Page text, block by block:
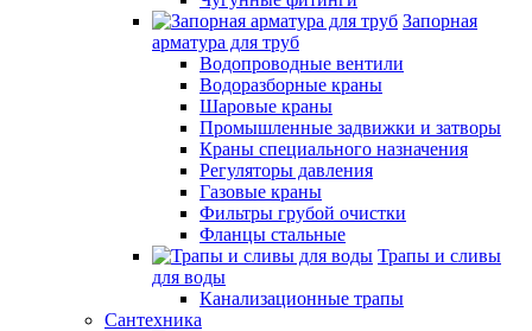
Запорная
арматура для труб
Водопроводные вентили
Водоразборные краны
Шаровые краны
Промышленные задвижки и затворы
Краны специального назначения
Регуляторы давления
Газовые краны
Фильтры грубой очистки
Фланцы стальные
Трапы и сливы
для воды
Канализационные трапы
Сантехника